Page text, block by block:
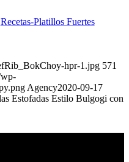
Recetas-Platillos Fuertes
hpr-1.jpg 571
wp-
Agency2020-09-17
Estofadas Estilo Bulgogi con